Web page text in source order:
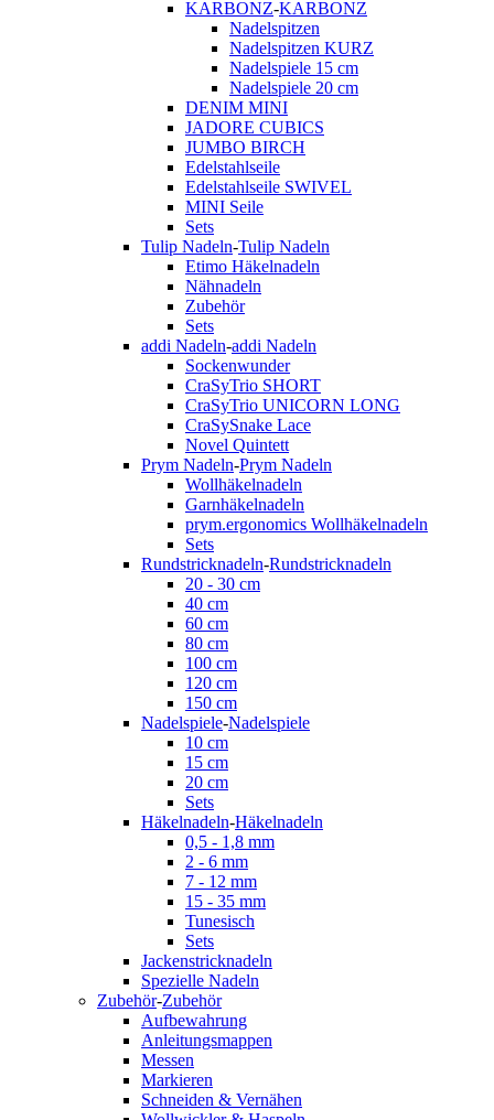
KARBONZ-KARBONZ
Nadelspitzen
Nadelspitzen KURZ
Nadelspiele 15 cm
Nadelspiele 20 cm
DENIM MINI
JADORE CUBICS
JUMBO BIRCH
Edelstahlseile
Edelstahlseile SWIVEL
MINI Seile
Sets
Tulip Nadeln-Tulip Nadeln
Etimo Häkelnadeln
Nähnadeln
Zubehör
Sets
addi Nadeln-addi Nadeln
Sockenwunder
CraSyTrio SHORT
CraSyTrio UNICORN LONG
CraSySnake Lace
Novel Quintett
Prym Nadeln-Prym Nadeln
Wollhäkelnadeln
Garnhäkelnadeln
prym.ergonomics Wollhäkelnadeln
Sets
Rundstricknadeln-Rundstricknadeln
20 - 30 cm
40 cm
60 cm
80 cm
100 cm
120 cm
150 cm
Nadelspiele-Nadelspiele
10 cm
15 cm
20 cm
Sets
Häkelnadeln-Häkelnadeln
0,5 - 1,8 mm
2 - 6 mm
7 - 12 mm
15 - 35 mm
Tunesisch
Sets
Jackenstricknadeln
Spezielle Nadeln
Zubehör-Zubehör
Aufbewahrung
Anleitungsmappen
Messen
Markieren
Schneiden & Vernähen